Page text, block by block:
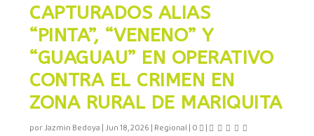
CAPTURADOS ALIAS
“PINTA”, “VENENO” Y
“GUAGUAU” EN OPERATIVO
CONTRA EL CRIMEN EN
ZONA RURAL DE MARIQUITA
porJazmin Bedoya | Jun 18, 2026 | Regional | 0 |